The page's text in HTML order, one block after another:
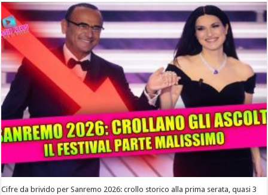
Cifre da brivido per Sanremo 2026: crollo storico alla prima serata, quasi 3